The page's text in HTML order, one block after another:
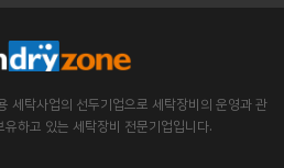
세탁사업의 선두기업으로 세탁장비의 운영과 관
하고 있는 세탁장비 전문기업입니다.